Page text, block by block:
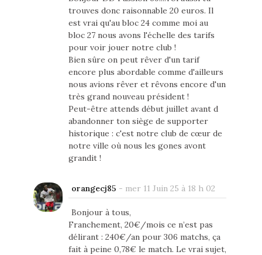
trouves donc raisonnable 20 euros. Il
est vrai qu'au bloc 24 comme moi au
bloc 27 nous avons l'échelle des tarifs
pour voir jouer notre club !
Bien sûre on peut rêver d'un tarif
encore plus abordable comme d'ailleurs
nous avions rêver et rêvons encore d'un
très grand nouveau président !
Peut-être attends début juillet avant d
abandonner ton siège de supporter
historique : c'est notre club de cœur de
notre ville où nous les gones avont
grandit !
orangecj85 - mer 11 Juin 25 à 18 h 02
Bonjour à tous,
Franchement, 20€/mois ce n’est pas
délirant : 240€/an pour 306 matchs, ça
fait à peine 0,78€ le match. Le vrai sujet,